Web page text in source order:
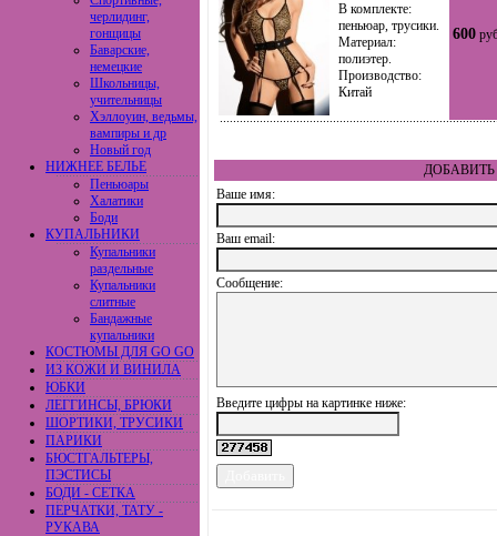
черлидинг,
гонщицы
Баварские,
немецкие
Школьницы,
учительницы
Хэллоуин, ведьмы,
вампиры и др
Новый год
НИЖНЕЕ БЕЛЬЕ
Пеньюары
Халатики
Боди
КУПАЛЬНИКИ
Купальники
раздельные
Купальники
слитные
Бандажные
купальники
КОСТЮМЫ ДЛЯ GO GO
ИЗ КОЖИ И ВИНИЛА
ЮБКИ
ЛЕГГИНСЫ, БРЮКИ
ШОРТИКИ, ТРУСИКИ
ПАРИКИ
БЮСТГАЛЬТЕРЫ,
ПЭСТИСЫ
БОДИ - СЕТКА
ПЕРЧАТКИ, ТАТУ -
РУКАВА
В комплекте:
пеньюар, трусики.
Материал:
полиэтер.
Производство:
Китай
600
ДОБАВИТЬ
Ваше имя:
Ваш еmail:
Сообщение:
Введите цифры на картинке ниже: